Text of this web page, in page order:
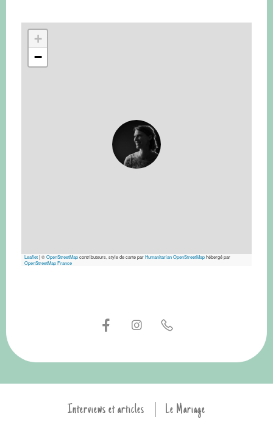
+
−
Leaflet|©OpenStreetMapcontributeurs, style de carte parHumanitarian OpenStreetMaphébergé par
OpenStreetMap France
Interviews et articles
Le Mariage